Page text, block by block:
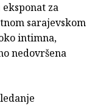
za
sarajevskom
intimna,
nedovršena